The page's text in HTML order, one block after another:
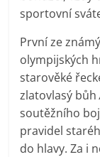
sportovní
První ze
olympijských
starověké
zlatovlasý bůh
soutěžního
pravidel
do hlavy. Za i